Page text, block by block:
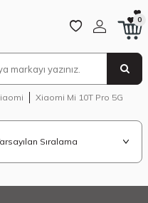
0
Xiaomi Mi 10T Pro 5G